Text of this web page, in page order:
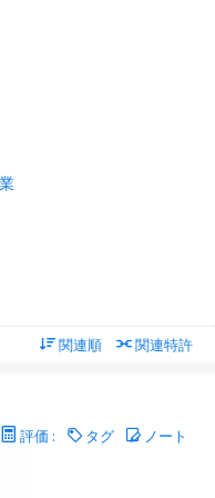
関連順 関連特許
評価 : タグ ノート